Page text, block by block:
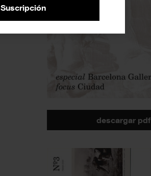
Suscripción
descargar pdf